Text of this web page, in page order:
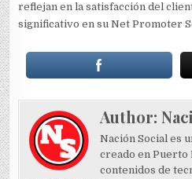
reflejan en la satisfacción del
significativo en su Net Promoter
Author:
Nación Social es
creado en Puerto
contenidos de